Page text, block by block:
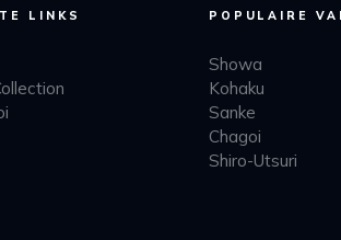
LINKS POPULAIRE
Showa
Kohaku
Sanke
Chagoi
Shiro-Utsuri